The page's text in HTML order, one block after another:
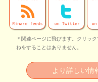
＊関連ページに飛びます。クリッ
ねをすることはありません。
より詳しい